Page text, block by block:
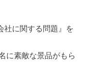
社に関する問題』を
に素敵な景品がもら